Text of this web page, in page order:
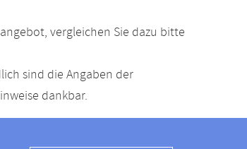
vergleichen Sie dazu bitte
sind die Angaben der
dankbar.